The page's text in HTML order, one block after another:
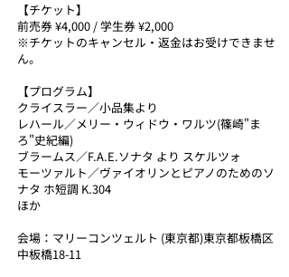
【チケット】
前売券 ¥4,000 / 学生券 ¥2,000
※チケットのキャンセル・返金はお受けできませ
ん。
【プログラム】
クライスラー／小品集より
レハール／メリー・ウィドウ・ワルツ(篠崎"ま
ろ"史紀編)
ブラームス／F.A.E.ソナタ より スケルツォ
モーツァルト／ヴァイオリンとピアノのためのソ
ナタ ホ短調 K.304
ほか
会場： マリーコンツェルト (東京都)東京都板橋区
中板橋18-11